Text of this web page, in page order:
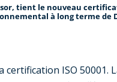
tient le nouveau
à long terme de
ISO 50001.